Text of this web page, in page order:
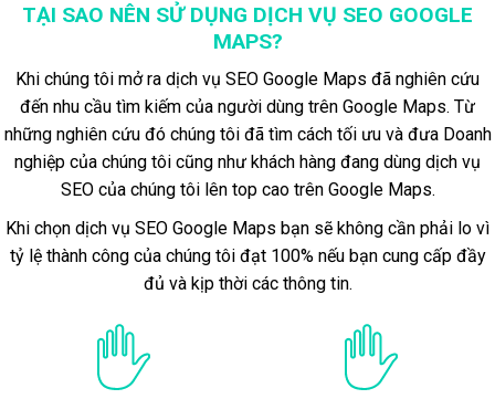
TẠI SAO NÊN SỬ DỤNG DỊCH VỤ SEO GOOGLE
MAPS?
Khi chúng tôi mở ra dịch vụ SEO Google Maps đã nghiên cứu
đến nhu cầu tìm kiếm của người dùng trên Google Maps. Từ
những nghiên cứu đó chúng tôi đã tìm cách tối ưu và đưa Doanh
nghiệp của chúng tôi cũng như khách hàng đang dùng dịch vụ
SEO của chúng tôi lên top cao trên Google Maps.
Khi chọn dịch vụ SEO Google Maps bạn sẽ không cần phải lo vì
tỷ lệ thành công của chúng tôi đạt 100% nếu bạn cung cấp đầy
đủ và kịp thời các thông tin.